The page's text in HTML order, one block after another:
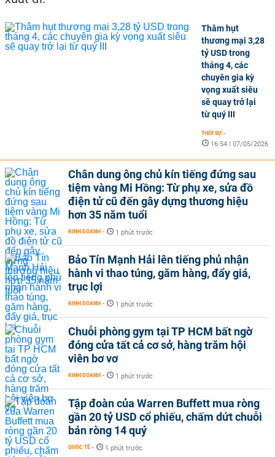
Thâm hụt
thương mại 3,28
tỷ USD trong
tháng 4, các
chuyên gia kỳ
vọng xuất siêu
sẽ quay trở lại
từ quý III
THỜI SỰ -
16:54 | 07/05/2026
Chân dung ông chủ kín tiếng đứng sau
tiệm vàng Mi Hồng: Từ phụ xe, sửa đồ
điện tử cũ đến gây dựng thương hiệu
hơn 35 năm tuổi
KINH DOANH - 1 phút trước
Bảo Tín Mạnh Hải lên tiếng phủ nhận
hành vi thao túng, găm hàng, đẩy giá,
trục lợi
KINH DOANH - 1 phút trước
Chuỗi phòng gym tại TP HCM bất ngờ
đóng cửa tất cả cơ sở, hàng trăm hội
viên bơ vơ
KINH DOANH - 1 phút trước
Tập đoàn của Warren Buffett mua ròng
gần 20 tỷ USD cổ phiếu, chấm dứt chuỗi
bán ròng 14 quý
QUỐC TẾ - 1 phút trước